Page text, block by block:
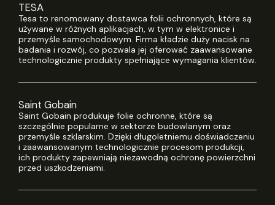
TESA
Tesa to renomowany dostawca folii ochronnych, które są
używane w różnych aplikacjach, w tym w elektronice i
przemyśle samochodowym. Firma kładzie duży nacisk na
badania i rozwój, co pozwala jej oferować zaawansowane
technologicznie produkty spełniające wymagania klientów.
Saint Gobain
Saint Gobain produkuje folie ochronne, które są
szczególnie popularne w sektorze budowlanym oraz
przemyśle szklarskim. Dzięki długoletniemu doświadczeniu
i zaawansowanym technologicznie procesom produkcji,
ich produkty zapewniają niezawodną ochronę powierzchni
przed uszkodzeniami.